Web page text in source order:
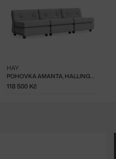
POHOVKA AMANTA, HALLINGDAL 130
HAY
118 500 Kč